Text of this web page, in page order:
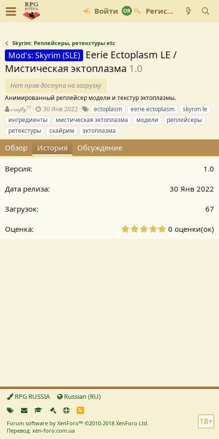
Войти Регистрация
Skyrim: Реплейсеры, ретекстуры etc
Mod's: Skyrim (SLE)
Eerie Ectoplasm LE /
Мистическая эктоплазма 1.0
Нет прав доступа на загрузку
Анимированный реплейсер модели и текстур эктоплазмы.
А
в
т
о
р
𝒸𝓇𝒶𝒻𝓉𝓎⁷⁷
Д
а
т
а
о
н
30 Янв 2022
е
г
и
ectoplasm eerie ectoplasm
skyrim le
ингредиенты
мистическая эктоплазма модели
реплейсеры
ретекстуры
скайрим эктоплазма
Обзор История Обсуждение
1.0
30 Янв 2022
67
00 оценки(ок)
RPG RUSSIA Russian (RU)
R
S
18+
Forum software by XenForo™ ©2010-2018 XenForo Ltd.
Перевод: xen-foro.com.ua